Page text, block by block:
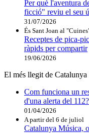
Per què l'aventura
ficció" reviu el seu
31/07/2026
És Sant Joan al
Receptes de pica-
ràpids per compartir
19/06/2026
El més llegit de
Com funciona un
d'una alerta del 112?
01/04/2026
A partir del 6 de juliol
Catalunya Música,